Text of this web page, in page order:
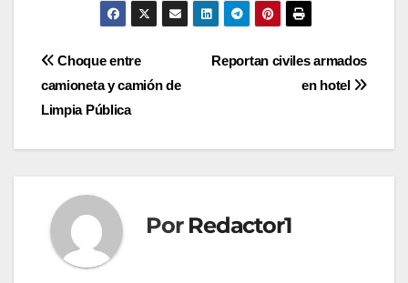
Navegación
de
entradas
Reportan civiles armados
en hotel
Choque entre
camioneta y camión de
Limpia Pública
Por Redactor1